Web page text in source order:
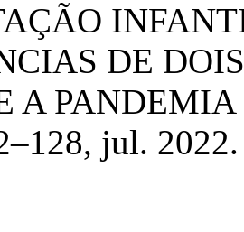
DE
A
jul. 2022.